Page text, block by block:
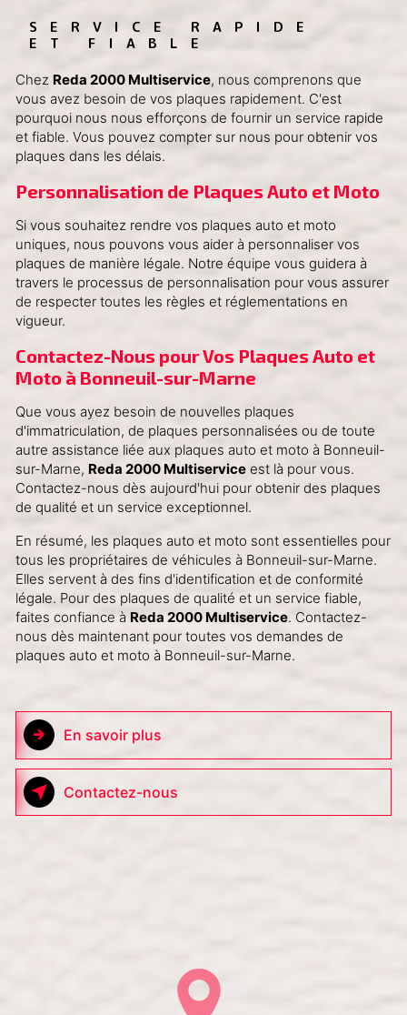
SERVICE RAPIDE
ET FIABLE
Chez Reda 2000 Multiservice, nous comprenons que
vous avez besoin de vos plaques rapidement. C'est
pourquoi nous nous efforçons de fournir un service rapide
et fiable. Vous pouvez compter sur nous pour obtenir vos
plaques dans les délais.
Personnalisation de Plaques Auto et Moto
Si vous souhaitez rendre vos plaques auto et moto
uniques, nous pouvons vous aider à personnaliser vos
plaques de manière légale. Notre équipe vous guidera à
travers le processus de personnalisation pour vous assurer
de respecter toutes les règles et réglementations en
vigueur.
Contactez-Nous pour Vos Plaques Auto et
Moto à Bonneuil-sur-Marne
Que vous ayez besoin de nouvelles plaques
d'immatriculation, de plaques personnalisées ou de toute
autre assistance liée aux plaques auto et moto à Bonneuil-
sur-Marne, Reda 2000 Multiservice est là pour vous.
Contactez-nous dès aujourd'hui pour obtenir des plaques
de qualité et un service exceptionnel.
En résumé, les plaques auto et moto sont essentielles pour
tous les propriétaires de véhicules à Bonneuil-sur-Marne.
Elles servent à des fins d'identification et de conformité
légale. Pour des plaques de qualité et un service fiable,
faites confiance à Reda 2000 Multiservice. Contactez-
nous dès maintenant pour toutes vos demandes de
plaques auto et moto à Bonneuil-sur-Marne.
En savoir plus
Contactez-nous